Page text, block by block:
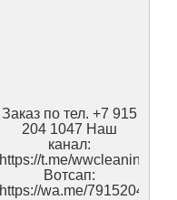
Заказ по тел. +7 915
204 1047 Наш
канал:
https://t.me/wwcleaning
Вотсап:
https://wa.me/79152041047